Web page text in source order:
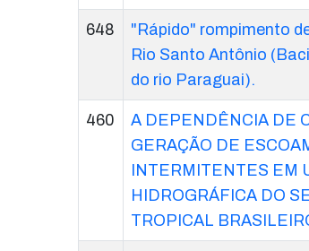
648
"Rápido" rompimento
Rio Santo Antônio
do rio Paraguai).
460
A DEPENDÊNCIA DE
GERAÇÃO DE
INTERMITENTES EM
HIDROGRÁFICA DO
TROPICAL